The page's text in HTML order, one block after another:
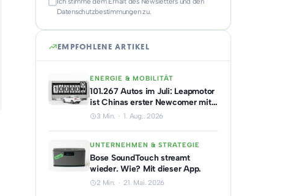
Datenschutzbestimmungen zu.
EMPFOHLENE ARTIKEL
ENERGIE & MOBILITÄT
101.267 Autos im Juli: Leapmotor
ist Chinas erster Newcomer mit
sechsstelligem Monatsabsatz
3 Min. · 1. Aug.. 2026
UNTERNEHMEN & STRATEGIE
Bose SoundTouch streamt
wieder. Wie? Mit dieser App.
2 Min. · 21. Mai. 2026